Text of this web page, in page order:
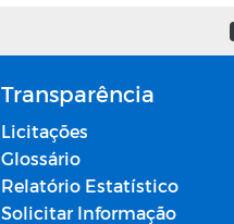
Transparência
Licitações
Glossário
Relatório Estatístico
Solicitar Informação